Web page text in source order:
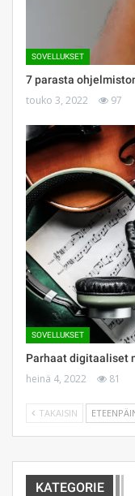
SOVELLUKSET
7 parasta
touko 3, 2022 97
SOVELLUKSET
Parhaat digitaaliset
heinä 4, 2022 81
TAKAISIN
KATEGORIE